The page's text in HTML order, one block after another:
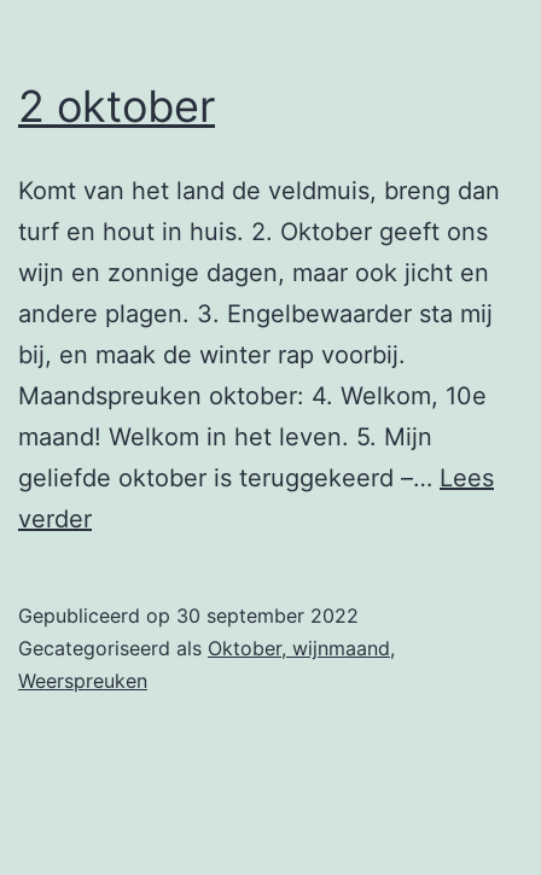
2 oktober
Komt van het land de veldmuis, breng dan
turf en hout in huis. 2. Oktober geeft ons
wijn en zonnige dagen, maar ook jicht en
andere plagen. 3. Engelbewaarder sta mij
bij, en maak de winter rap voorbij.
Maandspreuken oktober: 4. Welkom, 10e
maand! Welkom in het leven. 5. Mijn
geliefde oktober is teruggekeerd –… Lees
verder2
Gepubliceerd op 30 september 2022
Gecategoriseerd als Oktober, wijnmaand,
Weerspreuken